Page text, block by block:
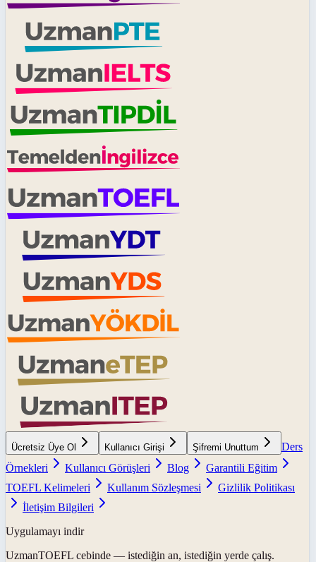
Ücretsiz Üye Ol Kullanıcı Girişi Şifremi Unuttum
Ders
Örnekleri
Kullanıcı Görüşleri Blog
Garantili Eğitim
TOEFL Kelimeleri
Kullanım Sözleşmesi
Gizlilik Politikası
İletişim Bilgileri
Uygulamayı indir
UzmanTOEFL cebinde — istediğin an, istediğin yerde çalış.